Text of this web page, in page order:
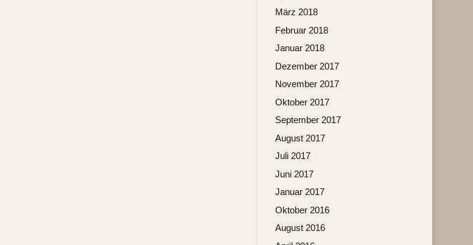
März 2018
Februar 2018
Januar 2018
Dezember 2017
November 2017
Oktober 2017
September 2017
August 2017
Juli 2017
Juni 2017
Januar 2017
Oktober 2016
August 2016